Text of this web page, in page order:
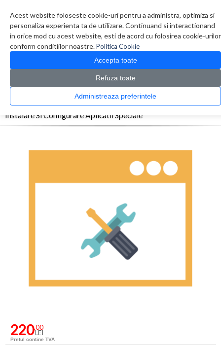
Acest website foloseste cookie-uri pentru a administra, optimiza si
personaliza experienta ta de utilizare. Continuand si interactionand
in orice mod cu acest website, esti de acord cu folosirea cookie-urilor
conform conditiilor noastre.Politica Cookie
Accepta toate
Refuza toate
Administreaza preferintele
0 produs(e)
CATALOG PRODUSE
Servicii > Instalare Si Configurare Aplicatii Speciale
Instalare Si Configurare Aplicatii Speciale
220,00
LEI
Pretul contine TVA